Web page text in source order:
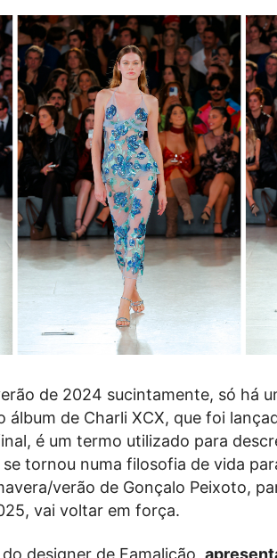
de 2024 sucintamente, só há
álbum de Charli XCX, que foi
é um termo utilizado para
tornou numa filosofia de vida
verão de Gonçalo Peixoto,
vai voltar em força.